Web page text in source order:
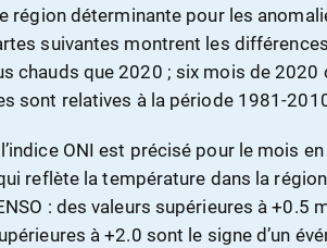
région déterminante pour les
suivantes montrent les
chauds que 2020 ; six mois de 2020
sont relatives à la période 1981-
ONI est précisé pour le mois
reflète la température dans la
: des valeurs supérieures à +0.5
à +2.0 sont le signe d’un